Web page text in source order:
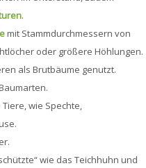
.
mit Stammdurchmessern von
oder größere Höhlungen.
als Brutbäume genutzt.
wie Spechte,
wie das Teichhuhn und